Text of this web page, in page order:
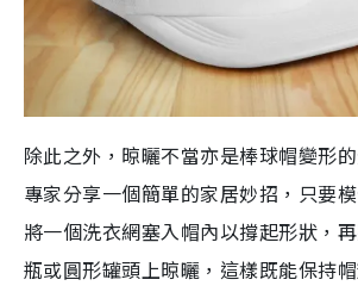
除此之外，晾曬不當亦是棒球帽變形
專家分享一個簡單的家居妙招，只要
將一個洗衣網塞入帽內以撐起形狀，
瓶或圓形罐頭上晾曬，這樣既能保持